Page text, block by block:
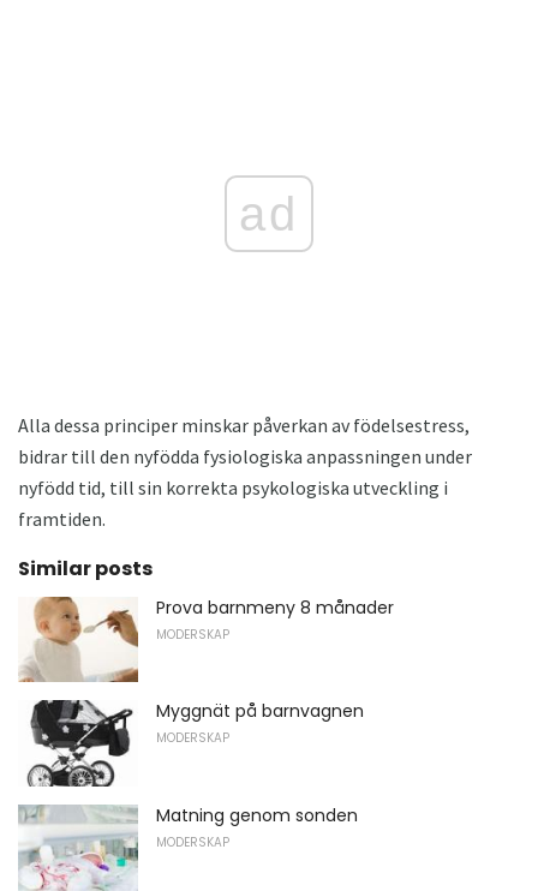
ad
Alla dessa principer minskar påverkan av födelsestress,
bidrar till den nyfödda fysiologiska anpassningen under
nyfödd tid, till sin korrekta psykologiska utveckling i
framtiden.
Similar posts
Prova barnmeny 8 månader
MODERSKAP
Myggnät på barnvagnen
MODERSKAP
Matning genom sonden
MODERSKAP